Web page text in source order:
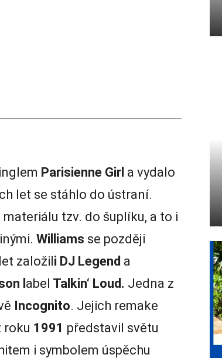
Parisienne Girl a vydalo
let se stáhlo do ústraní.
tzv. do šuplíku, a to i
Williams se později
založili DJ Legend a
l abel Talkin‘ Loud. Jedna z
Incognito. Jejich remake
roku 1991 představil světu
i symbolem úspěchu